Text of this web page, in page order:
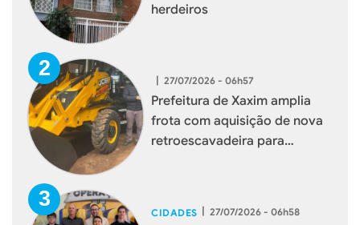
herdeiros
| 27/07/2026 - 06h57
Prefeitura de Xaxim amplia
frota com aquisição de nova
retroescavadeira para
CIDADES | 27/07/2026 - 06h58